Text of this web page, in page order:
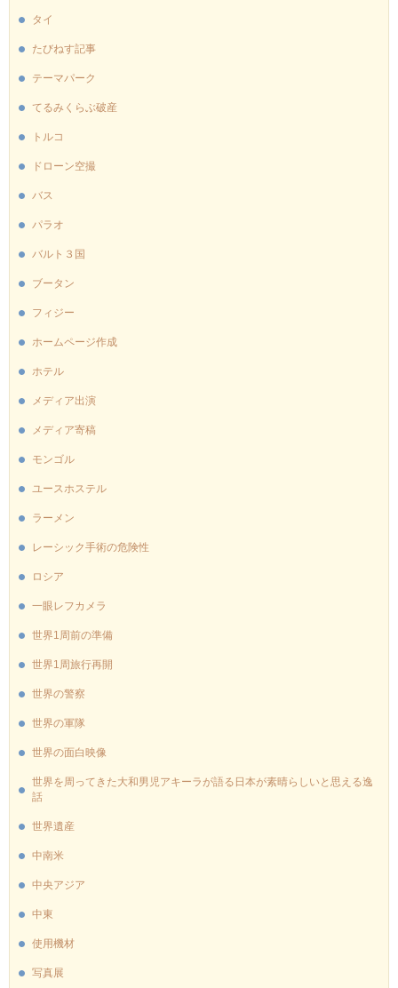
タイ
たびねす記事
テーマパーク
てるみくらぶ破産
トルコ
ドローン空撮
バス
パラオ
バルト３国
ブータン
フィジー
ホームページ作成
ホテル
メディア出演
メディア寄稿
モンゴル
ユースホステル
ラーメン
レーシック手術の危険性
ロシア
一眼レフカメラ
世界1周前の準備
世界1周旅行再開
世界の警察
世界の軍隊
世界の面白映像
世界を周ってきた大和男児アキーラが語る日本が素晴らしいと思える逸
話
世界遺産
中南米
中央アジア
中東
使用機材
写真展